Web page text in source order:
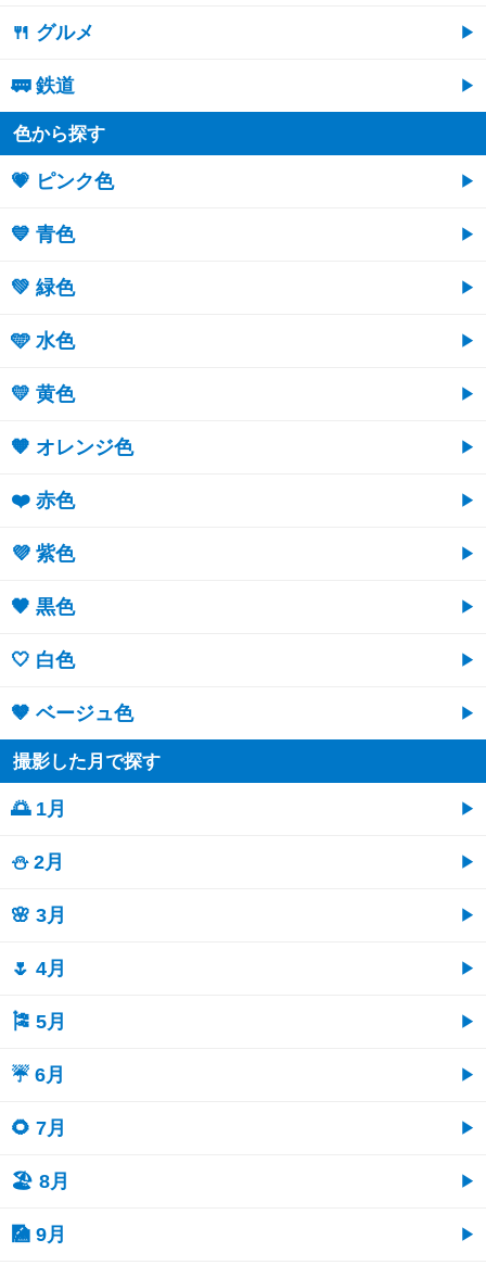
🍴 グルメ
🚃 鉄道
色から探す
💗 ピンク色
💙 青色
💚 緑色
🩵 水色
💛 黄色
🧡 オレンジ色
❤️ 赤色
💜 紫色
🖤 黒色
🤍 白色
🤎 ベージュ色
撮影した月で探す
🌅 1月
⛄ 2月
🌸 3月
🌷 4月
🎏 5月
☔ 6月
🌻 7月
🏖 8月
🎑 9月